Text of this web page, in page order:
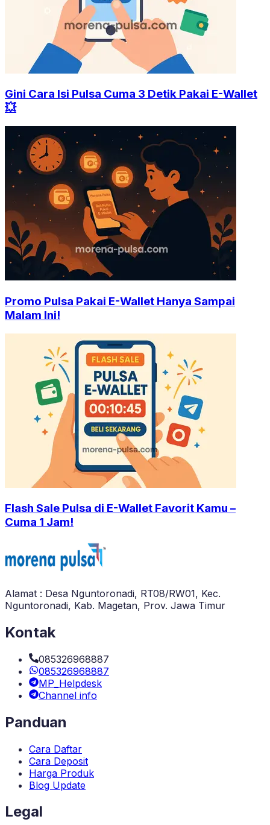
Gini Cara Isi Pulsa Cuma 3 Detik Pakai E-Wallet
💥
Promo Pulsa Pakai E-Wallet Hanya Sampai
Malam Ini!
Flash Sale Pulsa di E-Wallet Favorit Kamu –
Cuma 1 Jam!
Alamat : Desa Nguntoronadi, RT08/RW01, Kec.
Nguntoronadi, Kab. Magetan, Prov. Jawa Timur
Kontak
085326968887
085326968887
MP_Helpdesk
Channel info
Panduan
Cara Daftar
Cara Deposit
Harga Produk
Blog Update
Legal